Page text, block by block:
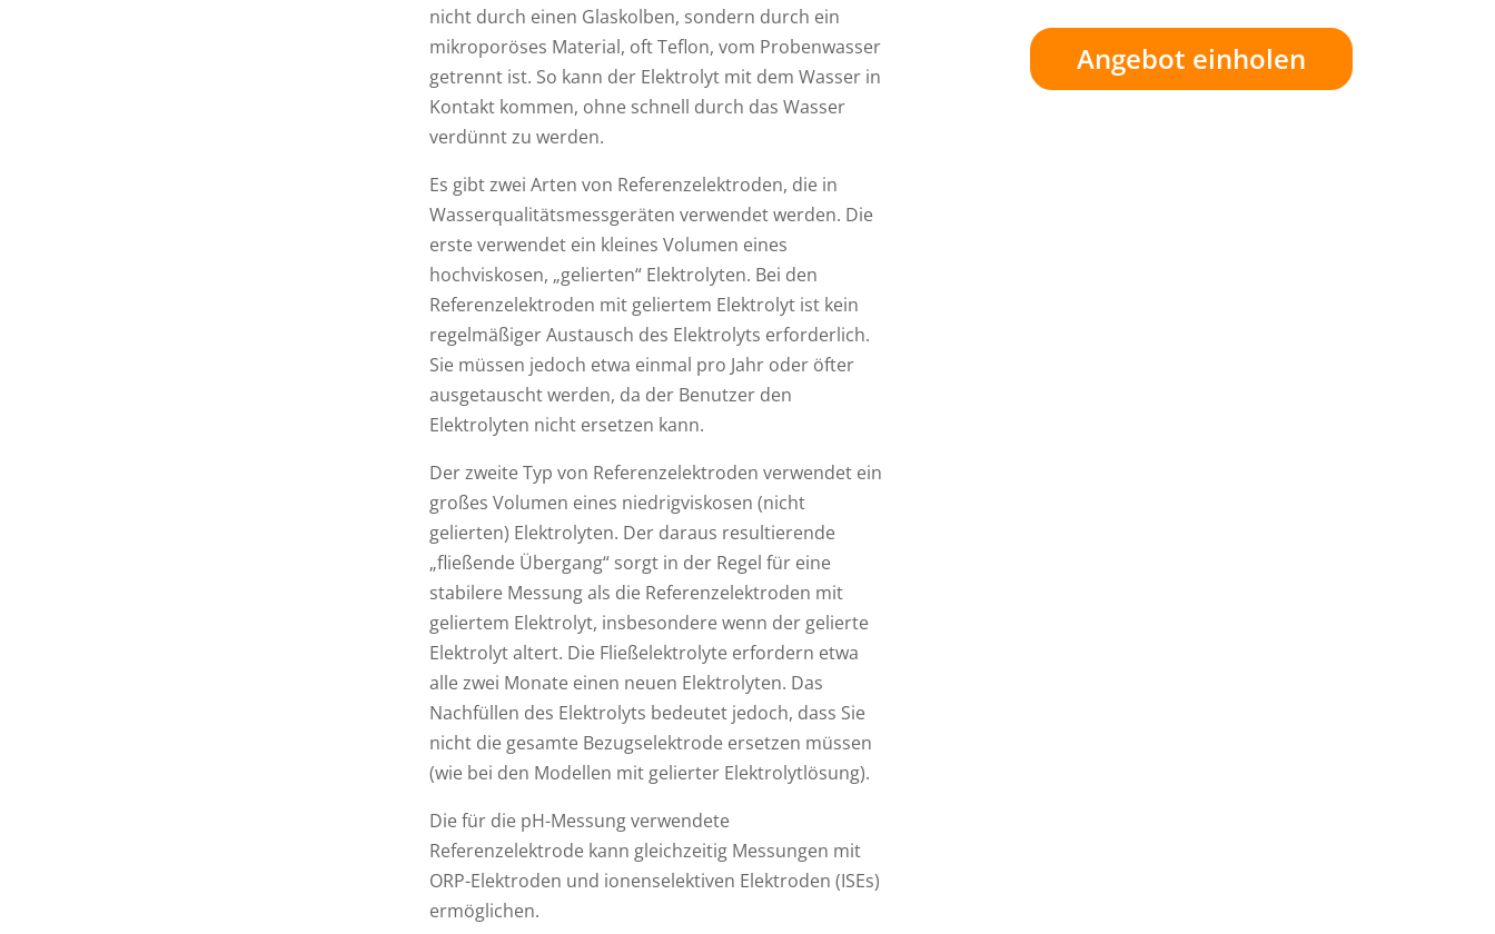
nicht durch einen Glaskolben, sondern durch ein
mikroporöses Material, oft Teflon, vom Probenwasser
getrennt ist. So kann der Elektrolyt mit dem Wasser in
Kontakt kommen, ohne schnell durch das Wasser
verdünnt zu werden.
Es gibt zwei Arten von Referenzelektroden, die in
Wasserqualitätsmessgeräten verwendet werden. Die
erste verwendet ein kleines Volumen eines
hochviskosen, „gelierten“ Elektrolyten. Bei den
Referenzelektroden mit geliertem Elektrolyt ist kein
regelmäßiger Austausch des Elektrolyts erforderlich.
Sie müssen jedoch etwa einmal pro Jahr oder öfter
ausgetauscht werden, da der Benutzer den
Elektrolyten nicht ersetzen kann.
Der zweite Typ von Referenzelektroden verwendet ein
großes Volumen eines niedrigviskosen (nicht
gelierten) Elektrolyten. Der daraus resultierende
„fließende Übergang“ sorgt in der Regel für eine
stabilere Messung als die Referenzelektroden mit
geliertem Elektrolyt, insbesondere wenn der gelierte
Elektrolyt altert. Die Fließelektrolyte erfordern etwa
alle zwei Monate einen neuen Elektrolyten. Das
Nachfüllen des Elektrolyts bedeutet jedoch, dass Sie
nicht die gesamte Bezugselektrode ersetzen müssen
(wie bei den Modellen mit gelierter Elektrolytlösung).
Die für die pH-Messung verwendete
Referenzelektrode kann gleichzeitig Messungen mit
ORP-Elektroden und ionenselektiven Elektroden (ISEs)
ermöglichen.
Angebot einholen